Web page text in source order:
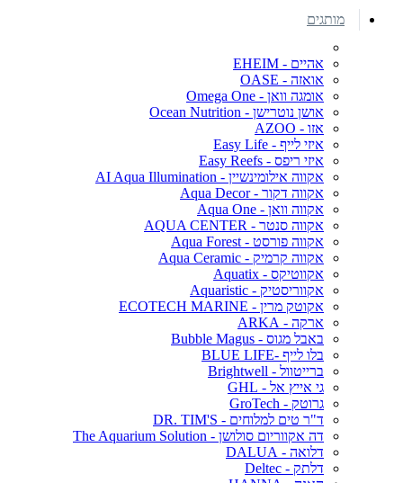
מותגים
אהיים - EHEIM
אואזה - OASE
אומגה וואן - Omega One
אושן נוטרישן - Ocean Nutrition
אזו - AZOO
איזי לייף - Easy Life
איזי ריפס - Easy Reefs
אקווה אילומינשיין - AI Aqua Illumination
אקווה דקור - Aqua Decor
אקווה וואן - Aqua One
אקווה סנטר - AQUA CENTER
אקווה פורסט - Aqua Forest
אקווה קרמיק - Aqua Ceramic
אקווטיקס - Aquatix
אקווריסטיק - Aquaristic
אקוטק מרין - ECOTECH MARINE
ארקה - ARKA
באבל מגוס - Bubble Magus
בלו לייף -BLUE LIFE
ברייטוול - Brightwell
גי אייץ אל - GHL
גרוטק - GroTech
ד"ר טים למלוחים - DR. TIM'S
דה אקווריום סולושן - The Aquarium Solution
דלואה - DALUA
דלתק - Deltec